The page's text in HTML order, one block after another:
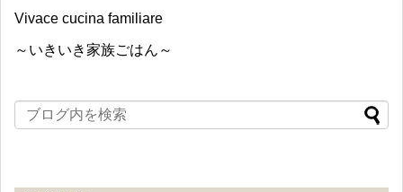
Vivace cucina familiare
～いきいき家族ごはん～